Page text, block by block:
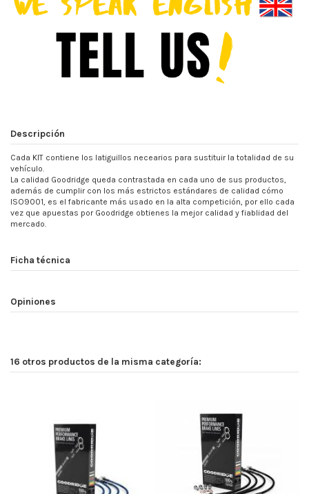
Descripción
Cada KIT contiene los latiguillos necearios para sustituir la totalidad de su
vehículo.
La calidad Goodridge queda contrastada en cada uno de sus productos,
además de cumplir con los más estrictos estándares de calidad cómo
ISO9001, es el fabricante más usado en la alta competición, por ello cada
vez que apuestas por Goodridge obtienes la mejor calidad y fiablidad del
mercado.
Ficha técnica
Opiniones
16 otros productos de la misma categoría: